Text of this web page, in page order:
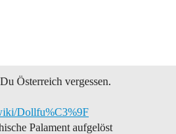
Österreich vergessen.
Dollfu%C3%9F
Palament aufgelöst